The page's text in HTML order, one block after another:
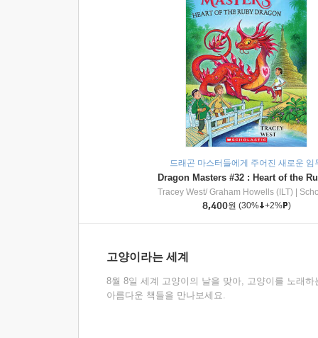
드래곤 마스터들에게 주어진 새로운 임
Tracey West/ Graham Howells (ILT)
8,400원 (30% +2% )
고양이라는 세계
8월 8일 세계 고양이의 날을 맞아, 고양이를 노래하
아름다운 책들을 만나보세요.